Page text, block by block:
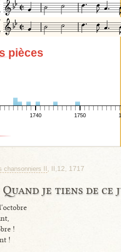
pièces
1740 1750
chansonniers II , II,12, 1717
Quand je tiens de ce
!
!